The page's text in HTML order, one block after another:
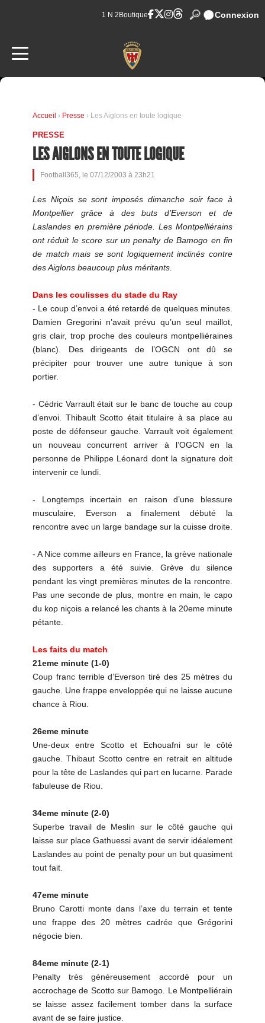
1 N 2 Boutique Connexion
Accueil › Presse › Les Aiglons en toute logique
PRESSE
LES AIGLONS EN TOUTE LOGIQUE
Football365, le 07/12/2003 à 23h21
Les Niçois se sont imposés dimanche soir face à
Montpellier grâce à des buts d’Everson et de
Laslandes en première période. Les Montpelliérains
ont réduit le score sur un penalty de Bamogo en fin
de match mais se sont logiquement inclinés contre
des Aiglons beaucoup plus méritants.
Dans les coulisses du stade du Ray
- Le coup d’envoi a été retardé de quelques minutes.
Damien Gregorini n’avait prévu qu’un seul maillot,
gris clair, trop proche des couleurs montpelliéraines
(blanc). Des dirigeants de l’OGCN ont dû se
précipiter pour trouver une autre tunique à son
portier.
- Cédric Varrault était sur le banc de touche au coup
d’envoi. Thibault Scotto était titulaire à sa place au
poste de défenseur gauche. Varrault voit également
un nouveau concurrent arriver à l’OGCN en la
personne de Philippe Léonard dont la signature doit
intervenir ce lundi.
- Longtemps incertain en raison d’une blessure
musculaire, Everson a finalement débuté la
rencontre avec un large bandage sur la cuisse droite.
- A Nice comme ailleurs en France, la grève nationale
des supporters a été suivie. Grève du silence
pendant les vingt premières minutes de la rencontre.
Pas une seconde de plus, montre en main, le capo
du kop niçois a relancé les chants à la 20eme minute
pétante.
Les faits du match
21eme minute (1-0)
Coup franc terrible d’Everson tiré des 25 mètres du
gauche. Une frappe enveloppée qui ne laisse aucune
chance à Riou.
26eme minute
Une-deux entre Scotto et Echouafni sur le côté
gauche. Thibaut Scotto centre en retrait en altitude
pour la tête de Laslandes qui part en lucarne. Parade
fabuleuse de Riou.
34eme minute (2-0)
Superbe travail de Meslin sur le côté gauche qui
laisse sur place Gathuessi avant de servir idéalement
Laslandes au point de penalty pour un but quasiment
tout fait.
47eme minute
Bruno Carotti monte dans l’axe du terrain et tente
une frappe des 20 mètres cadrée que Grégorini
négocie bien.
84eme minute (2-1)
Penalty très généreusement accordé pour un
accrochage de Scotto sur Bamogo. Le Montpelliérain
se laisse assez facilement tomber dans la surface
avant de se faire justice.